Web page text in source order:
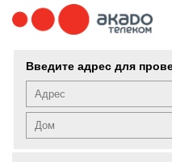
Введите адрес для